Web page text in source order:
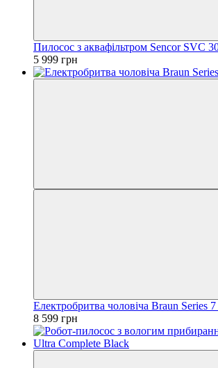
Пилосос з аквафільтром Sencor SVC
5 999 грн
Електробритва чоловіча Braun Series
8 599 грн